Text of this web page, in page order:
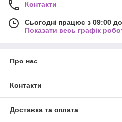
Контакти
Сьогодні працює з 09:00
Показати весь графік
Про нас
Контакти
Доставка та оплата